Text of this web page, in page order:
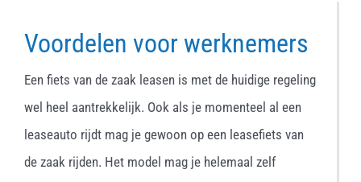
Voordelen voor werknemers
Een fiets van de zaak leasen is met de huidige regeling
wel heel aantrekkelijk. Ook als je momenteel al een
leaseauto rijdt mag je gewoon op een leasefiets van
de zaak rijden. Het model mag je helemaal zelf